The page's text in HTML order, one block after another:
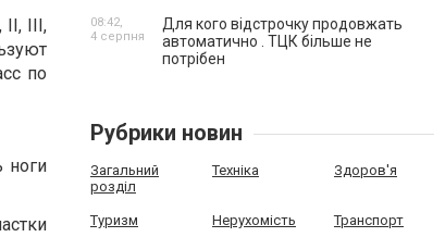
II, III,
по
ноги
Для кого відстрочку продовжать
автоматично . ТЦК більше не
потрібен
08:42,
4 серпня
Рубрики новин
Загальний
розділ
Техніка Здоров'я
Туризм Нерухомість Транспорт